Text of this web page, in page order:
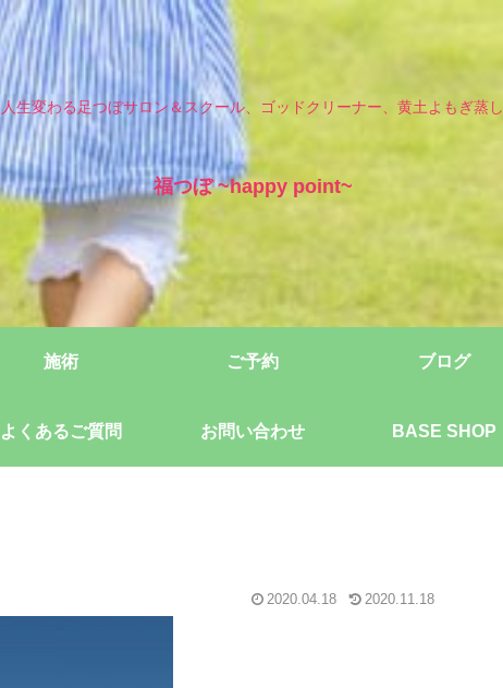
人生変わる足つぼサロン＆スクール、ゴッドクリーナー、黄土よもぎ蒸し
福つぼ ~happy point~
施術 ご予約 ブログ
よくあるご質問 お問い合わせ BASE SHOP
2020.04.18 2020.11.18